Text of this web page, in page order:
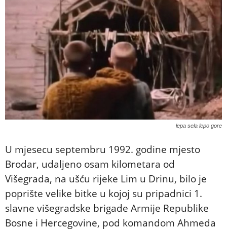
lepa sela lepo gore
U mjesecu septembru 1992. godine mjesto
Brodar, udaljeno osam kilometara od
Višegrada, na ušću rijeke Lim u Drinu, bilo je
poprište velike bitke u kojoj su pripadnici 1.
slavne višegradske brigade Armije Republike
Bosne i Hercegovine, pod komandom Ahmeda